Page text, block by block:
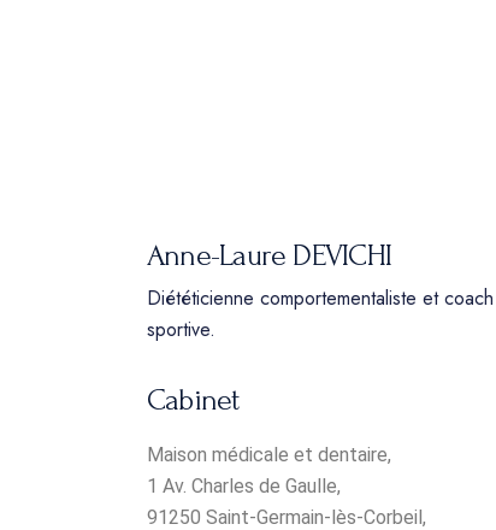
Anne-Laure DEVICHI
Diététicienne comportementaliste et coach
sportive.
Cabinet
Maison médicale et dentaire,
1 Av. Charles de Gaulle,
91250 Saint-Germain-lès-Corbeil,